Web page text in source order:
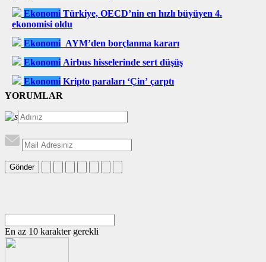
Ekonomi Türkiye, OECD’nin en hızlı büyüyen 4.
ekonomisi oldu
Ekonomi AYM’den borçlanma kararı
Ekonomi Airbus hisselerinde sert düşüş
Ekonomi Kripto paraları ‘Çin’ çarptı
YORUMLAR
Gönder
En az 10 karakter gerekli